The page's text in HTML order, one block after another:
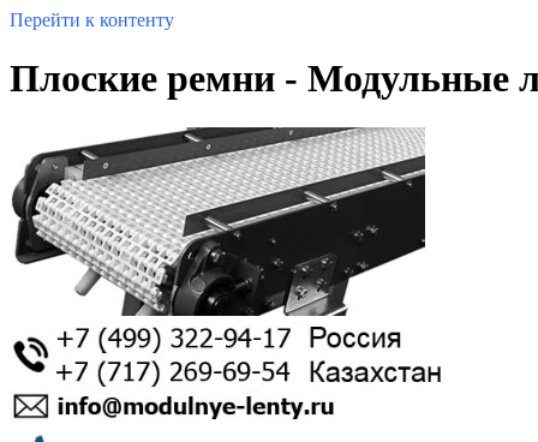
Перейти к контенту
Плоские ремни - Модульные